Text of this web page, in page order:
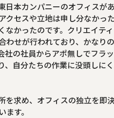
日本カンパニーのオフィスが
クセスや立地は申し分なかっ
なかったのです。クリエイテ
わせが行われており、かなり
の社員からアポ無しでフラ
自分たちの作業に没頭しに
を求め、オフィスの独立を即
す。